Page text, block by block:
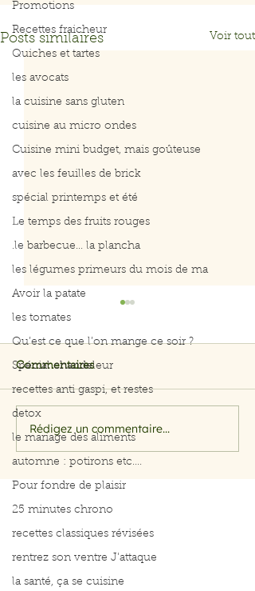
Promotions
Recettes fraicheur
Quiches et tartes
les avocats
la cuisine sans gluten
cuisine au micro ondes
Cuisine mini budget, mais goûteuse
avec les feuilles de brick
spécial printemps et été
Le temps des fruits rouges
.le barbecue... la plancha
les légumes primeurs du mois de ma
Avoir la patate
les tomates
Qu’est ce que l’on mange ce soir ?
Spécial chandeleur
recettes anti gaspi, et restes
detox
le mariage des aliments
automne : potirons etc....
Pour fondre de plaisir
25 minutes chrono
recettes classiques révisées
rentrez son ventre J'attaque
la santé, ça se cuisine
Posts similaires Voir tout
Filet de saumon aux
herbes et citron
Commentaires
Rédigez un commentaire...